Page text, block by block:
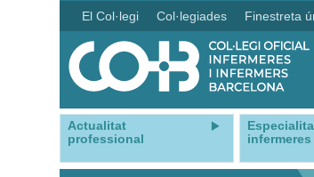
El Col·legi Col·legiades Finestreta
Actualitat
professional
infermeres